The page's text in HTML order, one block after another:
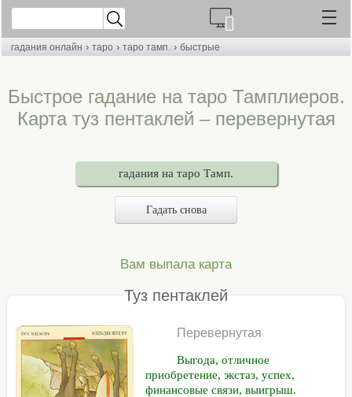
гадания онлайн › таро › таро тамп. › быстрые
Быстрое гадание на таро Тамплиеров.
Карта туз пентаклей – перевернутая
гадания на таро Тамп.
Гадать снова
Вам выпала карта
Туз пентаклей
Перевернутая
Выгода, отличное
приобретение, экстаз, успех,
финансовые связи, выигрыш.